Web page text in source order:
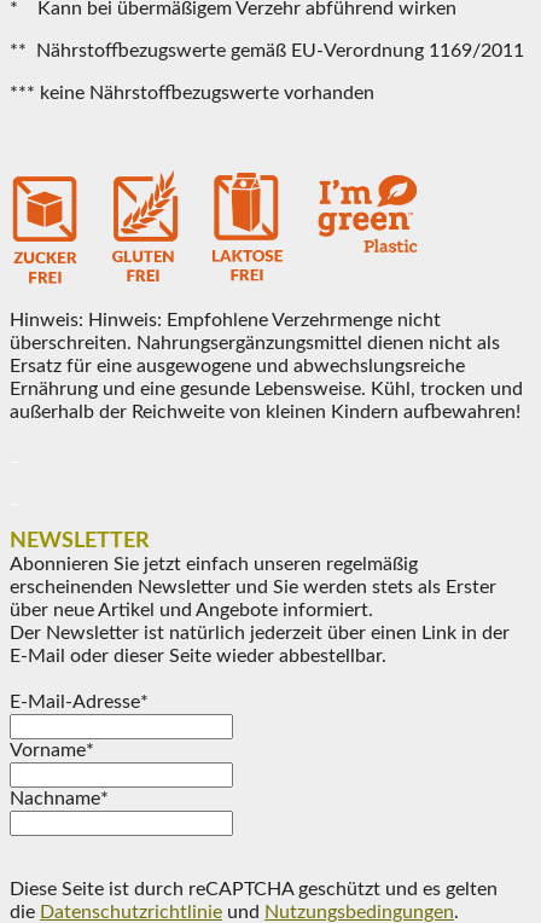
* Kann bei übermäßigem Verzehr abführend wirken
** Nährstoffbezugswerte gemäß EU-Verordnung 1169/2011
*** keine Nährstoffbezugswerte vorhanden
Hinweis: Hinweis: Empfohlene Verzehrmenge nicht
überschreiten. Nahrungsergänzungsmittel dienen nicht als
Ersatz für eine ausgewogene und abwechslungsreiche
Ernährung und eine gesunde Lebensweise. Kühl, trocken und
außerhalb der Reichweite von kleinen Kindern aufbewahren!
NEWSLETTER
Abonnieren Sie jetzt einfach unseren regelmäßig
erscheinenden Newsletter und Sie werden stets als Erster
über neue Artikel und Angebote informiert.
Der Newsletter ist natürlich jederzeit über einen Link in der
E-Mail oder dieser Seite wieder abbestellbar.
E-Mail-Adresse*
Vorname*
Nachname*
Diese Seite ist durch reCAPTCHA geschützt und es gelten
die Datenschutzrichtlinie und Nutzungsbedingungen.